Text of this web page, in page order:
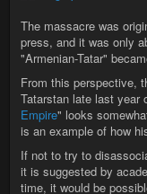
The massacre was
press, and it was only
"Armenian-Tatar"
From this perspective,
Tatarstan late last year
Empire" looks
is an example of how
If not to try to
it is suggested by
time, it would be